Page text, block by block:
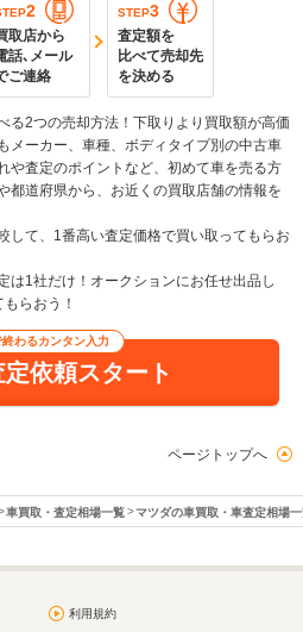
2
取店から
話､メール
ご連絡
STEP3
査定額を
比べて売却先
を決める
る2つの売却方法！下取りより買取額が高価
メーカー、車種、ボディタイプ別の中古車
や査定のポイントなど、初めて車を売る方
都道府県から、お近くの買取店舗の情報を
して、1番高い査定価格で買い取ってもらお
は1社だけ！オークションにお任せ出品し
らおう！
わるカンタン入力
依頼スタート
ページトップへ
車買取・査定相場一覧 マツダの車買取・車査定相場
利用規約